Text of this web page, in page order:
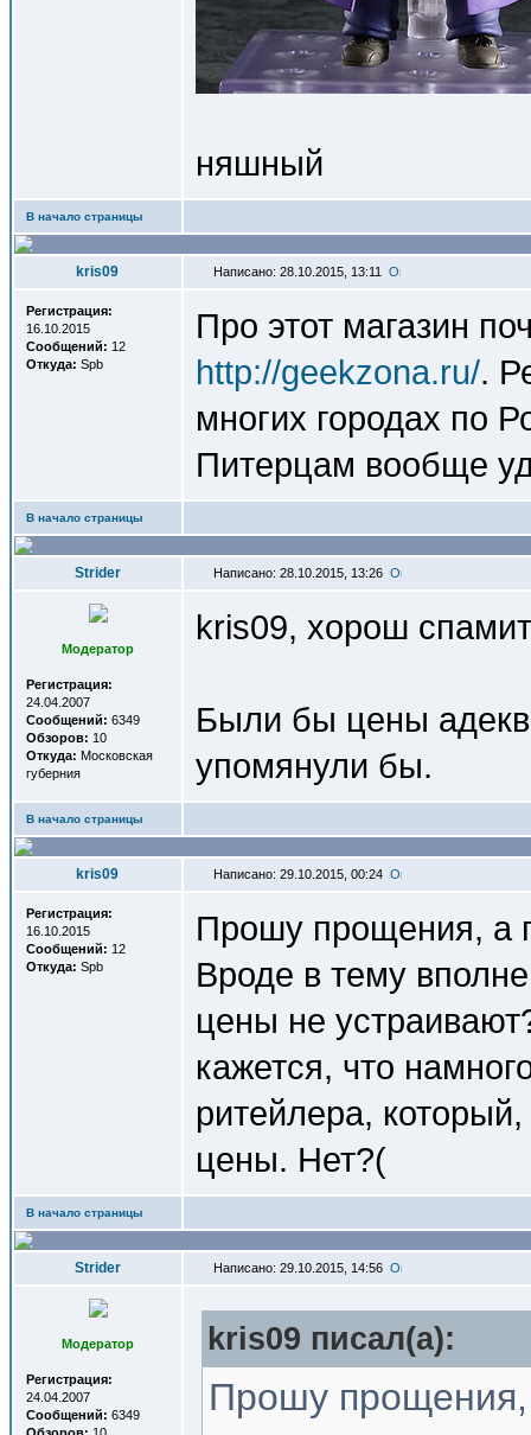
няшный
В начало страницы
kris09 Написано: 28.10.2015, 13:11
Регистрация:
16.10.2015
Сообщений: 12
Откуда: Spb
Про этот магазин
http://geekzona.ru/.
многих городах по
Питерцам вообще
В начало страницы
Strider Написано: 28.10.2015, 13:26
Модератор
Регистрация:
24.04.2007
Сообщений: 6349
Обзоров: 10
Откуда: Московская
губерния
kris09, хорош
Были бы цены
упомянули бы.
В начало страницы
kris09 Написано: 29.10.2015, 00:24
Регистрация:
16.10.2015
Сообщений: 12
Откуда: Spb
Прошу прощения, а
Вроде в тему
цены не
кажется, что
ритейлера,
цены. Нет?(
В начало страницы
Strider Написано: 29.10.2015, 14:56
Модератор
Регистрация:
24.04.2007
Сообщений: 6349
kris09 писал(a):
Прошу прощения,